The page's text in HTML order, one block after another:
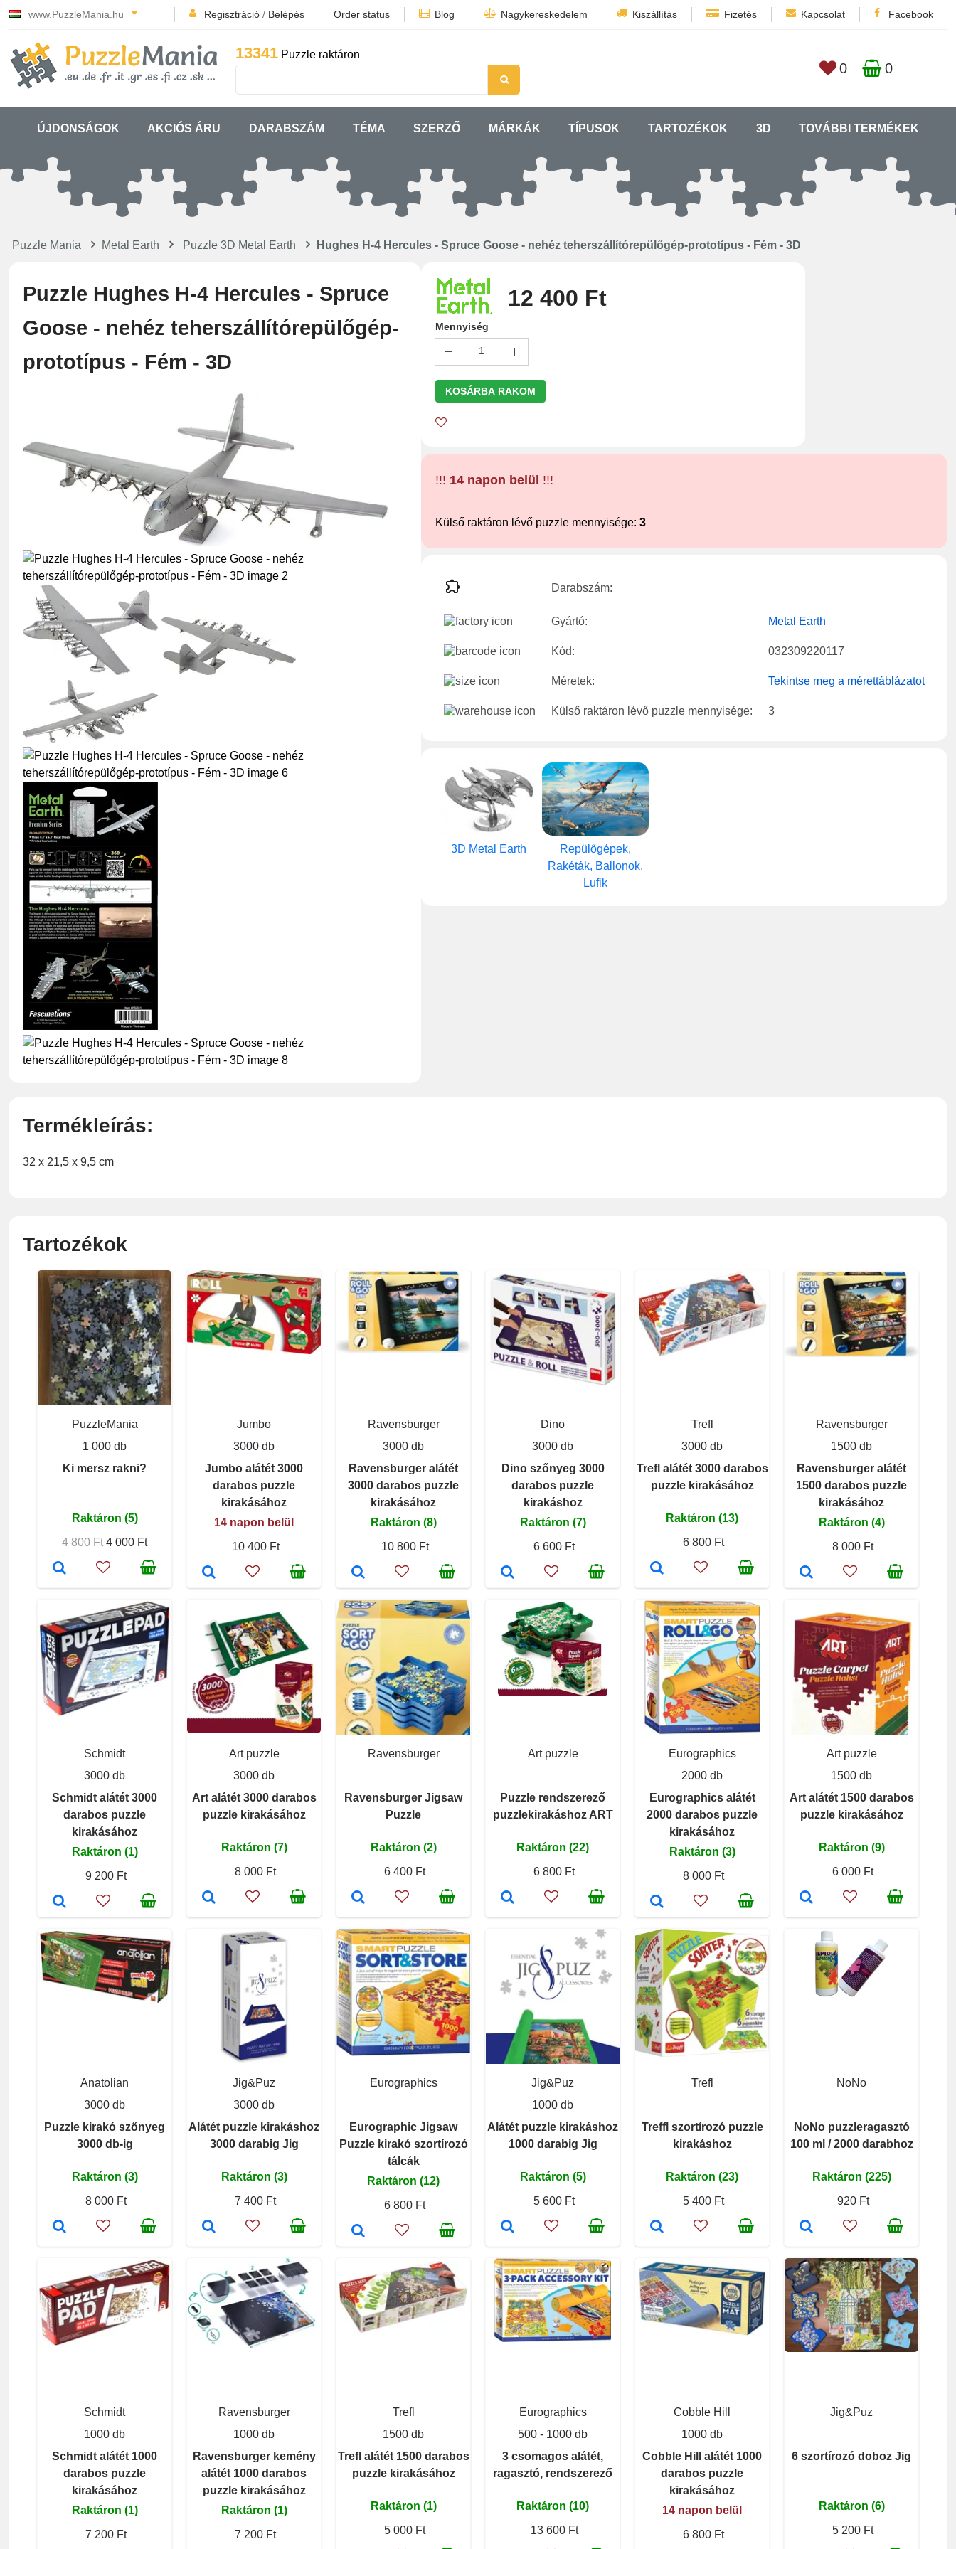
www.PuzzleMania.hu Regisztráció / Belépés Order status Blog Nagykereskedelem Kiszállítás Fizetés Kapcsolat Facebook
13341 Puzzle raktáron
0 0
ÚJDONSÁGOK AKCIÓS ÁRU DARABSZÁM TÉMA SZERZŐ MÁRKÁK TÍPUSOK TARTOZÉKOK 3D TOVÁBBI TERMÉKEK
Puzzle Mania Metal Earth Puzzle 3D Metal Earth Hughes H-4 Hercules - Spruce Goose - nehéz teherszállítórepülőgép-prototípus - Fém - 3D
Puzzle Hughes H-4 Hercules - Spruce
Goose - nehéz teherszállítórepülőgép-
prototípus - Fém - 3D
12 400 Ft
Mennyiség
1
KOSÁRBA RAKOM
!!! 14 napon belül !!!
Külső raktáron lévő puzzle mennyisége: 3
Darabszám:
Gyártó: Metal Earth
Kód: 032309220117
Méretek: Tekintse meg a mérettáblázatot
Külső raktáron lévő puzzle mennyisége: 3
3D Metal Earth
Repülőgépek,
Rakéták, Ballonok,
Lufik
Termékleírás:
32 x 21,5 x 9,5 cm
Tartozékok
PuzzleMania
1 000 db
Ki mersz rakni?
Raktáron (5)
4 800 Ft 4 000 Ft
Jumbo
3000 db
Jumbo alátét 3000
darabos puzzle
kirakásához
14 napon belül
10 400 Ft
Ravensburger
3000 db
Ravensburger alátét
3000 darabos puzzle
kirakásához
Raktáron (8)
10 800 Ft
Dino
3000 db
Dino szőnyeg 3000
darabos puzzle
kirakáshoz
Raktáron (7)
6 600 Ft
Trefl
3000 db
Trefl alátét 3000 darabos
puzzle kirakásához
Raktáron (13)
6 800 Ft
Ravensburger
1500 db
Ravensburger alátét
1500 darabos puzzle
kirakásához
Raktáron (4)
8 000 Ft
Schmidt
3000 db
Schmidt alátét 3000
darabos puzzle
kirakásához
Raktáron (1)
9 200 Ft
Art puzzle
3000 db
Art alátét 3000 darabos
puzzle kirakásához
Raktáron (7)
8 000 Ft
Ravensburger
Ravensburger Jigsaw
Puzzle
Raktáron (2)
6 400 Ft
Art puzzle
Puzzle rendszerező
puzzlekirakáshoz ART
Raktáron (22)
6 800 Ft
Eurographics
2000 db
Eurographics alátét
2000 darabos puzzle
kirakásához
Raktáron (3)
8 000 Ft
Art puzzle
1500 db
Art alátét 1500 darabos
puzzle kirakásához
Raktáron (9)
6 000 Ft
Anatolian
3000 db
Puzzle kirakó szőnyeg
3000 db-ig
Raktáron (3)
8 000 Ft
Jig&Puz
3000 db
Alátét puzzle kirakáshoz
3000 darabig Jig
Raktáron (3)
7 400 Ft
Eurographics
Eurographic Jigsaw
Puzzle kirakó szortírozó
tálcák
Raktáron (12)
6 800 Ft
Jig&Puz
1000 db
Alátét puzzle kirakáshoz
1000 darabig Jig
Raktáron (5)
5 600 Ft
Trefl
Treffl szortírozó puzzle
kirakáshoz
Raktáron (23)
5 400 Ft
NoNo
NoNo puzzleragasztó
100 ml / 2000 darabhoz
Raktáron (225)
920 Ft
Schmidt
1000 db
Schmidt alátét 1000
darabos puzzle
kirakásához
Raktáron (1)
7 200 Ft
Ravensburger
1000 db
Ravensburger kemény
alátét 1000 darabos
puzzle kirakásához
Raktáron (1)
7 200 Ft
Trefl
1500 db
Trefl alátét 1500 darabos
puzzle kirakásához
Raktáron (1)
5 000 Ft
Eurographics
500 - 1000 db
3 csomagos alátét,
ragasztó, rendszerező
Raktáron (10)
13 600 Ft
Cobble Hill
1000 db
Cobble Hill alátét 1000
darabos puzzle
kirakásához
14 napon belül
6 800 Ft
Jig&Puz
6 szortírozó doboz Jig
Raktáron (6)
5 200 Ft